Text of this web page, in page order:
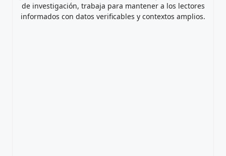
de investigación, trabaja para mantener a los lectores
informados con datos verificables y contextos amplios.